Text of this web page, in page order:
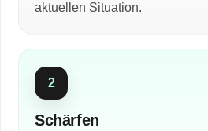
aktuellen Situation.
2
Schärfen